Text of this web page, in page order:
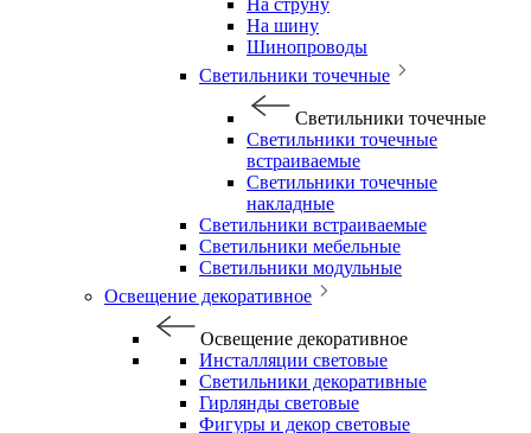
На струну
На шину
Шинопроводы
Светильники точечные
Светильники точечные
Светильники точечные
встраиваемые
Светильники точечные
накладные
Светильники встраиваемые
Светильники мебельные
Светильники модульные
Освещение декоративное
Освещение декоративное
Инсталляции световые
Светильники декоративные
Гирлянды световые
Фигуры и декор световые